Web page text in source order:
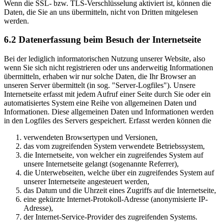
Wenn die SSL- bzw. TLS-Verschlüsselung aktiviert ist, können die
Daten, die Sie an uns übermitteln, nicht von Dritten mitgelesen
werden.
6.2 Datenerfassung beim Besuch der Internetseite
Bei der lediglich informatorischen Nutzung unserer Website, also
wenn Sie sich nicht registrieren oder uns anderweitig Informationen
übermitteln, erhaben wir nur solche Daten, die Ihr Browser an
unseren Server übermittelt (in sog. "Server-Logfiles"). Unsere
Internetseite erfasst mit jedem Aufruf einer Seite durch Sie oder ein
automatisiertes System eine Reihe von allgemeinen Daten und
Informationen. Diese allgemeinen Daten und Informationen werden
in den Logfiles des Servers gespeichert. Erfasst werden können die
verwendeten Browsertypen und Versionen,
das vom zugreifenden System verwendete Betriebssystem,
die Internetseite, von welcher ein zugreifendes System auf
unsere Internetseite gelangt (sogenannte Referrer),
die Unterwebseiten, welche über ein zugreifendes System auf
unserer Internetseite angesteuert werden,
das Datum und die Uhrzeit eines Zugriffs auf die Internetseite,
eine gekürzte Internet-Protokoll-Adresse (anonymisierte IP-
Adresse),
der Internet-Service-Provider des zugreifenden Systems.